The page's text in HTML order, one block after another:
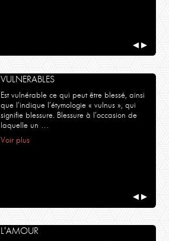
◀ ▶
VULNERABLES
Est vulnérable ce qui peut être blessé, ainsi
que l’indique l’étymologie « vulnus », qui
signifie blessure. Blessure à l’occasion de
laquelle un …
Voir plus
◀ ▶
L'AMOUR